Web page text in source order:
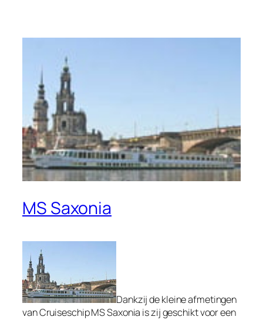
MS Saxonia
Dankzij de kleine afmetingen
van Cruiseschip MS Saxonia is zij geschikt voor een